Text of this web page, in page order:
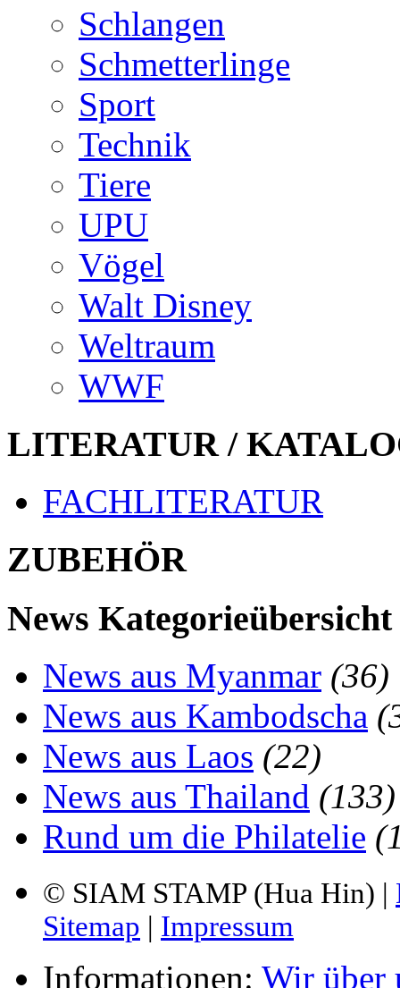
Schlangen
Schmetterlinge
Sport
Technik
Tiere
UPU
Vögel
Walt Disney
Weltraum
WWF
LITERATUR /
FACHLITERATUR
ZUBEHÖR
News Kategorieübersicht
News aus Myanmar (36)
News aus Kambodscha
News aus Laos (22)
News aus Thailand (133)
Rund um die Philatelie
© SIAM STAMP (Hua Hin) |
Sitemap | Impressum
Informationen: Wir über